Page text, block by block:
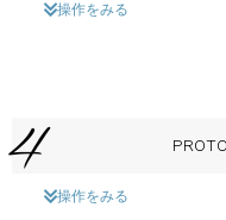
操作をみる
4
操作をみる